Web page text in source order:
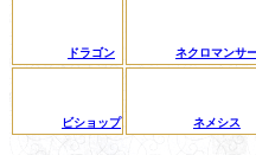
ドラゴン ネクロマンサ
ビショップ ネメシス